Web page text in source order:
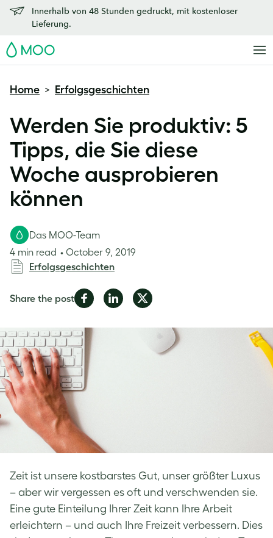
Innerhalb von 48 Stunden gedruckt, mit kostenloser
Lieferung.
MOO
Home > Erfolgsgeschichten
Werden Sie produktiv: 5
Tipps, die Sie diese
Woche ausprobieren
können
Das MOO-Team
4 min read
October 9, 2019
Erfolgsgeschichten
Share the postShare
Facebook
Share
LinkedIn
Share
Twitter
Zeit ist unsere kostbarstes Gut, unser größter Luxus
– aber wir vergessen es oft und verschwenden sie.
Eine gute Einteilung Ihrer Zeit kann Ihre Arbeit
erleichtern – und auch Ihre Freizeit verbessern. Dies